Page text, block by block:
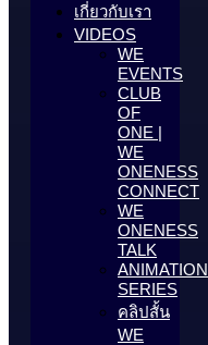
เกี่ยวกับเรา
VIDEOS
WE
EVENTS
CLUB
OF
ONE |
WE
ONENESS
CONNECT
WE
ONENESS
TALK
ANIMATION
SERIES
คลิปสั้น
WE